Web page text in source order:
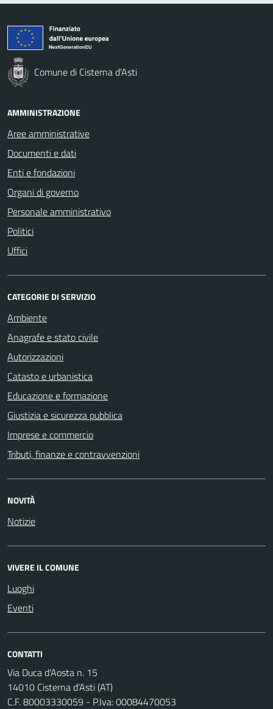
Comune di Cisterna d'Asti
AMMINISTRAZIONE
Aree amministrative
Documenti e dati
Enti e fondazioni
Organi di governo
Personale amministrativo
Politici
Uffici
CATEGORIE DI SERVIZIO
Ambiente
Anagrafe e stato civile
Autorizzazioni
Catasto e urbanistica
Educazione e formazione
Giustizia e sicurezza pubblica
Imprese e commercio
Tributi, finanze e contravvenzioni
NOVITÀ
Notizie
VIVERE IL COMUNE
Luoghi
Eventi
CONTATTI
Via Duca d'Aosta n. 15
14010 Cisterna d'Asti (AT)
C.F. 80003330059 - P.Iva: 00084470053